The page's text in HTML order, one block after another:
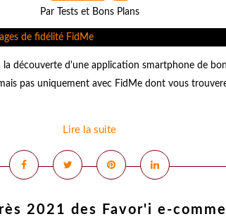
Par Tests et Bons Plans
découverte d'une application smartphone de
pas uniquement avec FidMe dont vous
Lire la suite
2021 des Favor'i e-